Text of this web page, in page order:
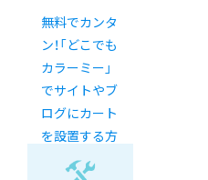
無料でカンタ
ン！「どこでも
カラーミー」
でサイトやブ
ログにカート
を設置する方
法＆裏技